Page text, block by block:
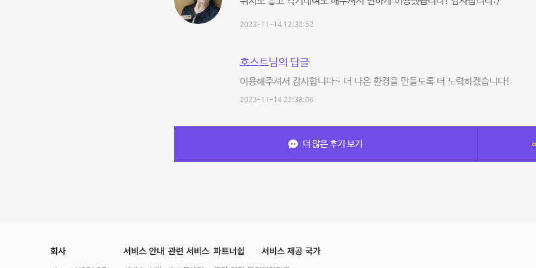
2023-11-14 12:32:52
호스트님의 답글
이용해주셔서 감사합니다~ 더 나은 환경을 만들도록 더 노력하겠습니다!
2023-11-14 22:38:06
더 많은 후기 보기
회사 서비스 안내 관련 서비스 파트너쉽 서비스 제공 국가